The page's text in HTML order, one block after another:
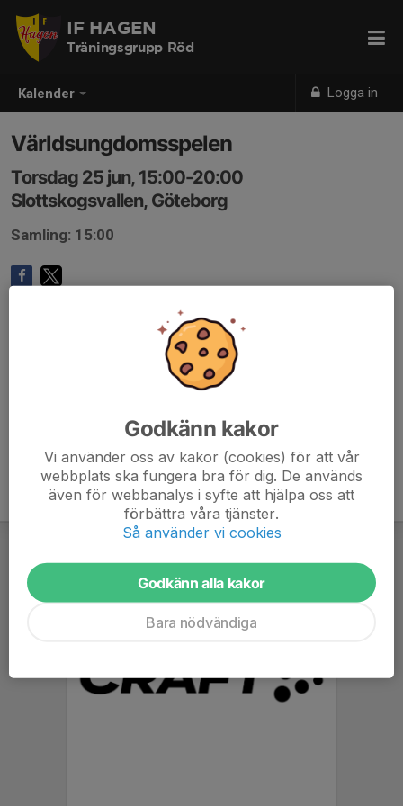
Kalender Logga in
IF HAGEN
Träningsgrupp Röd
Världsungdomsspelen
Torsdag 25 jun, 15:00-20:00
Slottskogsvallen, Göteborg
Samling: 15:00
Godkänn kakor
Vi använder oss av kakor (cookies) för att vår
webbplats ska fungera bra för dig. De används
även för webbanalys i syfte att hjälpa oss att
förbättra våra tjänster.
Så använder vi cookies
Godkänn alla kakor
Bara nödvändiga